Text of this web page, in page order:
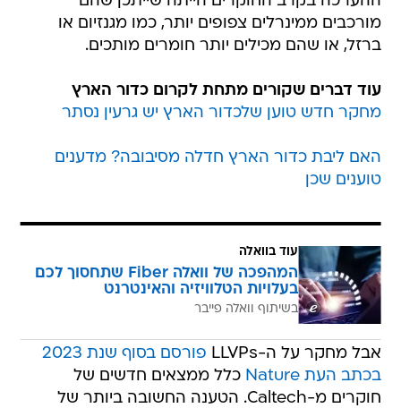
מורכבים ממינרלים צפופים יותר, כמו מגנזיום או
ברזל, או שהם מכילים יותר חומרים מותכים.
עוד דברים שקורים מתחת לקרום כדור הארץ
מחקר חדש טוען שלכדור הארץ יש גרעין נסתר
האם ליבת כדור הארץ חדלה מסיבובה? מדענים
טוענים שכן
עוד בוואלה
המהפכה של וואלה Fiber שתחסוך לכם
בעלויות הטלוויזיה והאינטרנט
בשיתוף וואלה פייבר
אבל מחקר על ה-LLVPs
פורסם בסוף שנת 2023
בכתב העת Nature
כלל ממצאים חדשים של
חוקרים מ-Caltech. הטענה החשובה ביותר של